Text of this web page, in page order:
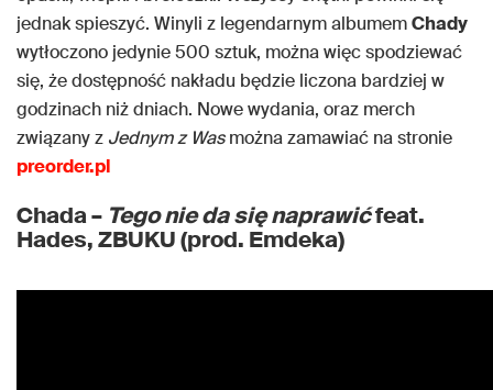
jednak spieszyć. Winyli z legendarnym albumemChady
wytłoczono jedynie 500 sztuk, można więc spodziewać
się, że dostępność nakładu będzie liczona bardziej w
godzinach niż dniach. Nowe wydania, oraz merch
związany z Jednym z Wasmożna zamawiać na stronie
preorder.pl
Chada – Tego nie da się naprawićfeat.
Hades, ZBUKU (prod. Emdeka)